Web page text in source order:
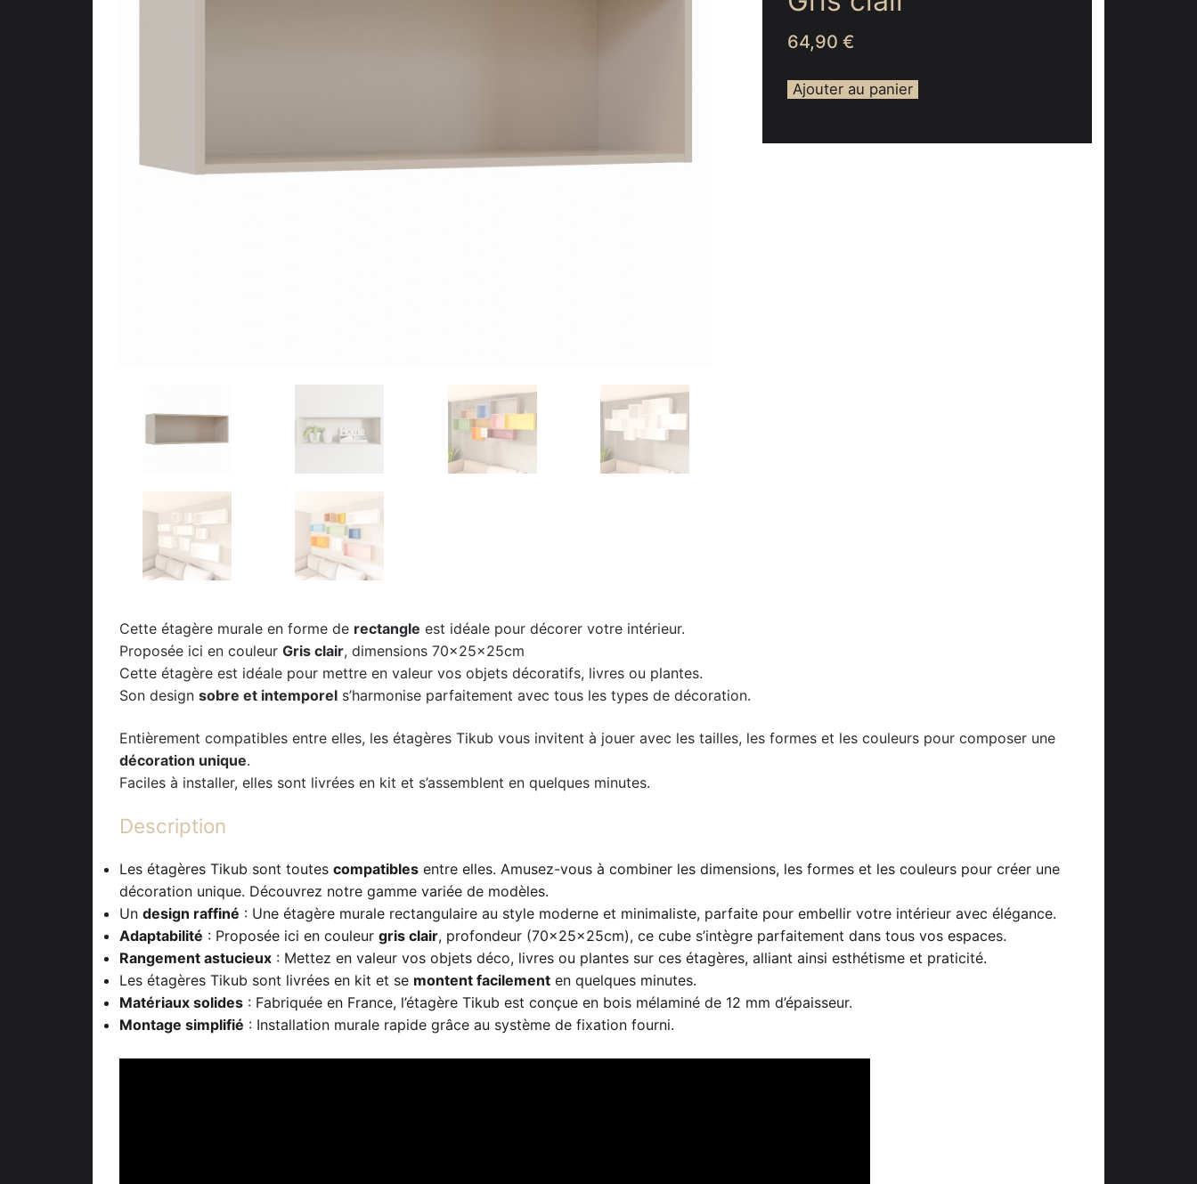
64,90 €
Ajouter au panier
Cette étagère murale en forme de rectangle est idéale pour décorer votre intérieur.
Proposée ici en couleur Gris clair, dimensions 70x25x25cm
Cette étagère est idéale pour mettre en valeur vos objets décoratifs, livres ou plantes.
Son design sobre et intemporel s’harmonise parfaitement avec tous les types de décoration.
Entièrement compatibles entre elles, les étagères Tikub vous invitent à jouer avec les tailles, les formes et les couleurs pour composer une
décoration unique.
Faciles à installer, elles sont livrées en kit et s’assemblent en quelques minutes.
Description
Les étagères Tikub sont toutes compatibles entre elles. Amusez-vous à combiner les dimensions, les formes et les couleurs pour créer une
décoration unique. Découvrez notre gamme variée de modèles.
Un design raffiné : Une étagère murale rectangulaire au style moderne et minimaliste, parfaite pour embellir votre intérieur avec élégance.
Adaptabilité : Proposée ici en couleur gris clair, profondeur (70x25x25cm), ce cube s’intègre parfaitement dans tous vos espaces.
Rangement astucieux : Mettez en valeur vos objets déco, livres ou plantes sur ces étagères, alliant ainsi esthétisme et praticité.
Les étagères Tikub sont livrées en kit et se montent facilement en quelques minutes.
Matériaux solides : Fabriquée en France, l’étagère Tikub est conçue en bois mélaminé de 12 mm d’épaisseur.
Montage simplifié : Installation murale rapide grâce au système de fixation fourni.